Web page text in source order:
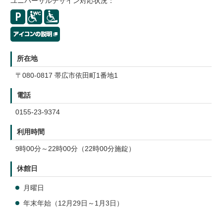
所在地
〒080-0817 帯広市依田町1番地1
電話
0155-23-9374
利用時間
9時00分～22時00分（22時00分施錠）
休館日
月曜日
年末年始（12月29日～1月3日）